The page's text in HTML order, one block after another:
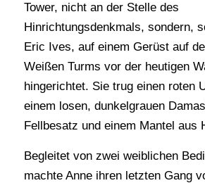
Tower, nicht an der Stelle des
Hinrichtungsdenkmals, sondern,
Eric Ives, auf einem Gerüst auf
Weißen Turms vor der heutigen
hingerichtet. Sie trug einen roten
einem losen, dunkelgrauen
Fellbesatz und einem Mantel aus
Begleitet von zwei weiblichen
machte Anne ihren letzten Gang